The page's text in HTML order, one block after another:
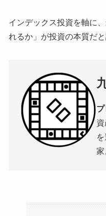
インデックス投資を軸に
れるか」が投資の本質だと
家